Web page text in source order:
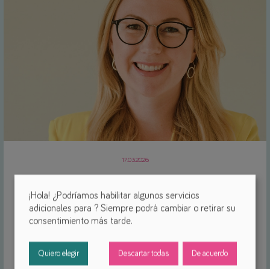
17.03.2026
"Me encanta el reto de crear soluciones
cotidiana".
¡Hola! ¿Podríamos habilitar algunos servicios
adicionales para ? Siempre podrá cambiar o retirar su
consentimiento más tarde.
Quiero elegir Descartar todas De acuerdo